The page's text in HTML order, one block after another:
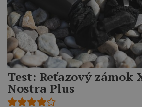
Test: Reťazový zámok
Nostra Plus